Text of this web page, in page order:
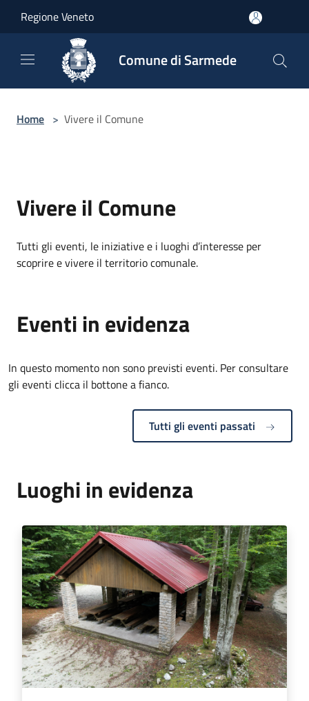
Regione Veneto
Comune di Sarmede
Home > Vivere il Comune
Vivere il Comune
Tutti gli eventi, le iniziative e i luoghi d’interesse per
scoprire e vivere il territorio comunale.
Eventi in evidenza
In questo momento non sono previsti eventi. Per consultare
gli eventi clicca il bottone a fianco.
Tutti gli eventi passati
Luoghi in evidenza